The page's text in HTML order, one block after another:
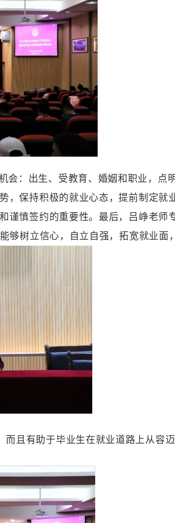
会：出生、受教育、婚姻和职业，点
，保持积极的就业心态，提前制定就
谨慎签约的重要性。最后，吕峥老师
够树立信心，自立自强，拓宽就业面
且有助于毕业生在就业道路上从容